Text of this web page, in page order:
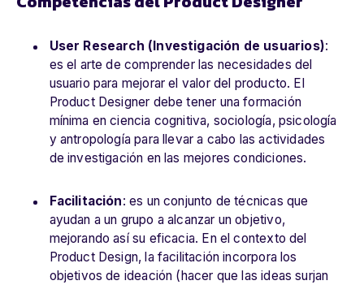
User Research (Investigación de usuarios):
es el arte de comprender las necesidades del
usuario para mejorar el valor del producto. El
Product Designer debe tener una formación
mínima en ciencia cognitiva, sociología, psicología
y antropología para llevar a cabo las actividades
de investigación en las mejores condiciones.
Facilitación: es un conjunto de técnicas que
ayudan a un grupo a alcanzar un objetivo,
mejorando así su eficacia. En el contexto del
Product Design, la facilitación incorpora los
objetivos de ideación (hacer que las ideas surjan